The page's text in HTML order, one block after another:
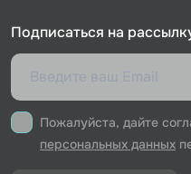
Подписаться на
Пожалуйста, дайте
персональных данных